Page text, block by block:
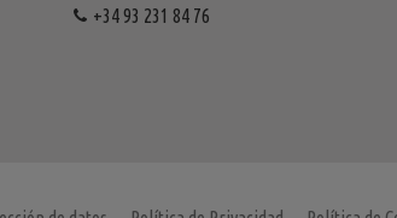
+34 93 231 84 76